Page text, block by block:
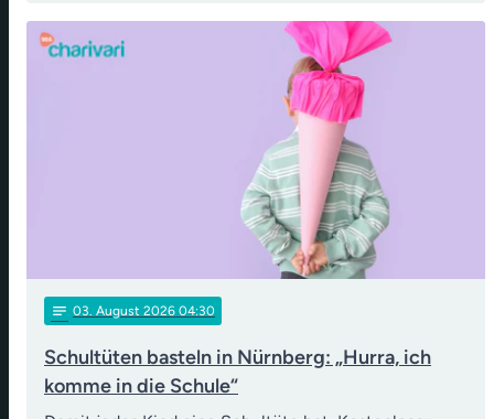
notes 03 . August 2026 04:30
Schultüten basteln in Nürnberg: „Hurra, ich
komme in die Schule“